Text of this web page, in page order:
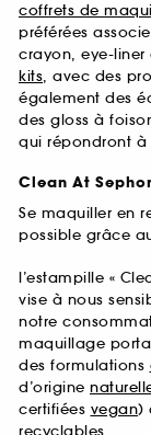
coffrets de
préférées
crayon, eye-liner
kits, avec des
également des
des gloss à
qui répondront à
Clean At
Se maquiller en
possible grâce
l’estampille «
vise à nous
notre
maquillage
des formulations
d’origine
certifiées vegan)